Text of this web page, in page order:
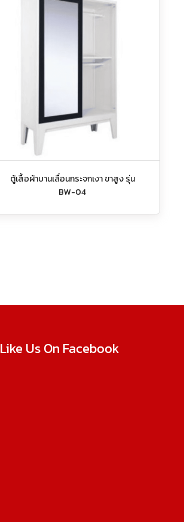
ตู้เสื้อผ้าบานเลื่อนกระจกเงา ขาสูง รุ่น
BW-04
Like Us On Facebook